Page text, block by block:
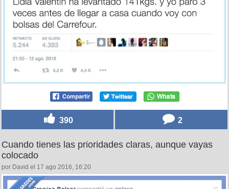
390 2
Cuando tienes las prioridades claras, aunque vayas
colocado
por David el 17 ago 2016, 16:20